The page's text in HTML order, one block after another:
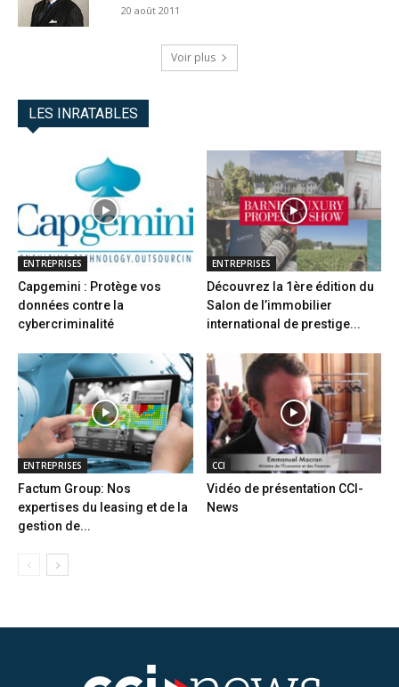
20 août 2011
Voir plus
LES INRATABLES
ENTREPRISES
Capgemini : Protège vos
données contre la
cybercriminalité
ENTREPRISES
Découvrez la 1ère édition du
Salon de l’immobilier
international de prestige...
ENTREPRISES
Factum Group: Nos
expertises du leasing et de la
gestion de...
CCI
Vidéo de présentation CCI-
News